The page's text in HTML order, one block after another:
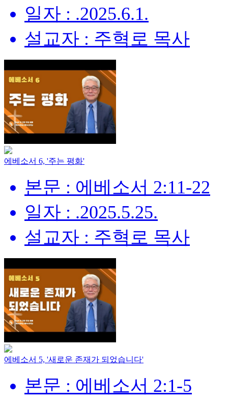
일자 : .2025.6.1.
설교자 : 주혁로 목사
에베소서 6, '주는 평화'
본문 : 에베소서 2:11-22
일자 : .2025.5.25.
설교자 : 주혁로 목사
에베소서 5, '새로운 존재가 되었습니다'
본문 : 에베소서 2:1-5